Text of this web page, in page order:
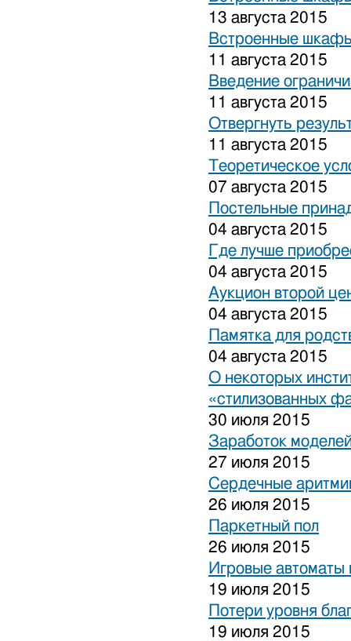
13 августа 2015
Встроенные
11 августа 2015
Введение
11 августа 2015
Отвергнуть
11 августа 2015
Теоретическое
07 августа 2015
Постельные
04 августа 2015
Где лучше
04 августа 2015
Аукцион второй
04 августа 2015
Памятка для
04 августа 2015
О некоторых
«стилизованных
30 июля 2015
Заработок
27 июля 2015
Сердечные
26 июля 2015
Паркетный пол
26 июля 2015
Игровые
19 июля 2015
Потери уровня
19 июля 2015